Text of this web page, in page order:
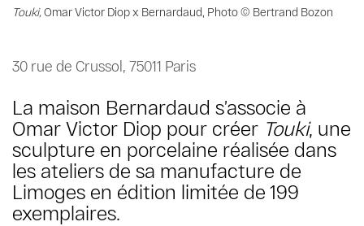
Touki, Omar Victor Diop x Bernardaud, Photo © Bertrand Bozon
30 rue de Crussol, 75011 Paris
La maison Bernardaud s’associe à
Omar Victor Diop pour créer Touki, une
sculpture en porcelaine réalisée dans
les ateliers de sa manufacture de
Limoges en édition limitée de 199
exemplaires.